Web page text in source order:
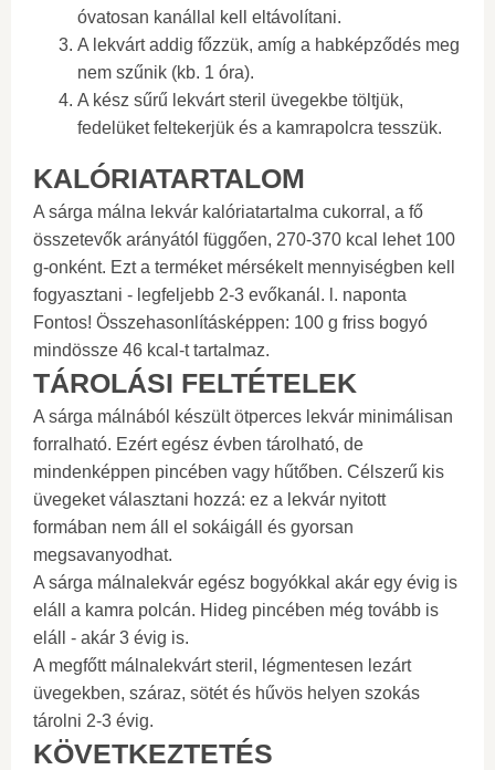
óvatosan kanállal kell eltávolítani.
A lekvárt addig főzzük, amíg a habképződés meg
nem szűnik (kb. 1 óra).
A kész sűrű lekvárt steril üvegekbe töltjük,
fedelüket feltekerjük és a kamrapolcra tesszük.
KALÓRIATARTALOM
A sárga málna lekvár kalóriatartalma cukorral, a fő
összetevők arányától függően, 270-370 kcal lehet 100
g-onként. Ezt a terméket mérsékelt mennyiségben kell
fogyasztani - legfeljebb 2-3 evőkanál. l. naponta
Fontos! Összehasonlításképpen: 100 g friss bogyó
mindössze 46 kcal-t tartalmaz.
TÁROLÁSI FELTÉTELEK
A sárga málnából készült ötperces lekvár minimálisan
forralható. Ezért egész évben tárolható, de
mindenképpen pincében vagy hűtőben. Célszerű kis
üvegeket választani hozzá: ez a lekvár nyitott
formában nem áll el sokáigáll és gyorsan
megsavanyodhat.
A sárga málnalekvár egész bogyókkal akár egy évig is
eláll a kamra polcán. Hideg pincében még tovább is
eláll - akár 3 évig is.
A megfőtt málnalekvárt steril, légmentesen lezárt
üvegekben, száraz, sötét és hűvös helyen szokás
tárolni 2-3 évig.
KÖVETKEZTETÉS